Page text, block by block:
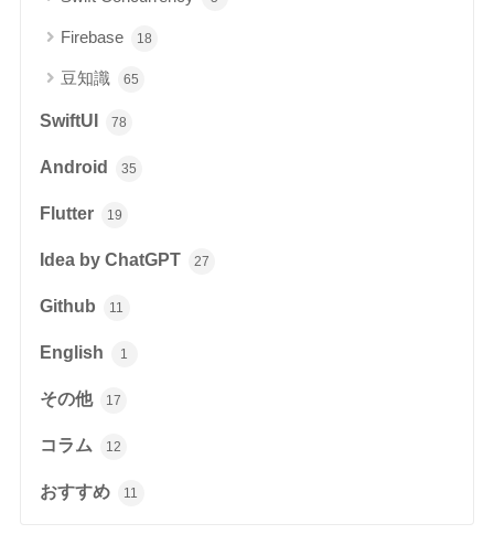
Firebase 18
豆知識 65
SwiftUI 78
Android 35
Flutter 19
Idea by ChatGPT 27
Github 11
English 1
その他 17
コラム 12
おすすめ 11